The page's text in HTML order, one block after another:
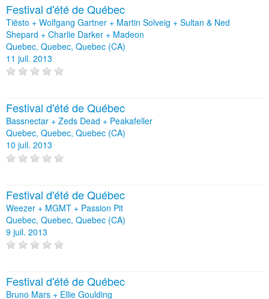
Festival d'été de Québec
Tiësto + Wolfgang Gartner + Martin Solveig + Sultan & Ned
Shepard + Charlie Darker + Madeon
Quebec, Quebec, Quebec (CA)
11 juil. 2013
Festival d'été de Québec
Bassnectar + Zeds Dead + Peakafeller
Quebec, Quebec, Quebec (CA)
10 juil. 2013
Festival d'été de Québec
Weezer + MGMT + Passion Pit
Quebec, Quebec, Quebec (CA)
9 juil. 2013
Festival d'été de Québec
Bruno Mars + Ellie Goulding